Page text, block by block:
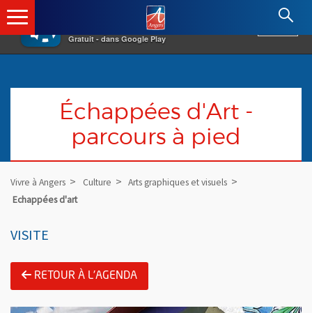
×
Gratuit - dans Google Play
Angers.fr : Retour à l'accueil
Échappées d'Art -
parcours à pied
Vivre à Angers Culture
Arts graphiques et visuels
Echappées d'art
VISITE
RETOUR À L'AGENDA